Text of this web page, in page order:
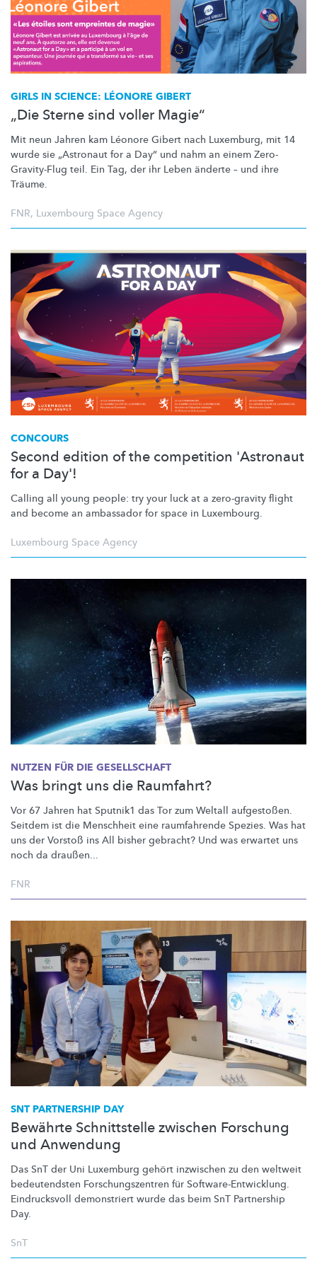
GIRLS IN SCIENCE: LÉONORE GIBERT
„Die Sterne sind voller Magie“
Mit neun Jahren kam Léonore Gibert nach Luxemburg, mit 14
wurde sie „Astronaut for a Day“ und nahm an einem Zero-
Gravity-Flug teil. Ein Tag, der ihr Leben änderte – und ihre
Träume.
FNR, Luxembourg Space Agency
CONCOURS
Second edition of the competition 'Astronaut
for a Day'!
Calling all young people: try your luck at a zero-gravity flight
and become an ambassador for space in Luxembourg.
Luxembourg Space Agency
NUTZEN FÜR DIE GESELLSCHAFT
Was bringt uns die Raumfahrt?
Vor 67 Jahren hat Sputnik1 das Tor zum Weltall aufgestoßen.
Seitdem ist die Menschheit eine raumfahrende Spezies. Was hat
uns der Vorstoß ins All bisher gebracht? Und was erwartet uns
noch da draußen...
FNR
SNT PARTNERSHIP DAY
Bewährte Schnittstelle zwischen Forschung
und Anwendung
Das SnT der Uni Luxemburg gehört inzwischen zu den weltweit
bedeutendsten Forschungszentren für Software-Entwicklung.
Eindrucksvoll demonstriert wurde das beim SnT Partnership
Day.
SnT